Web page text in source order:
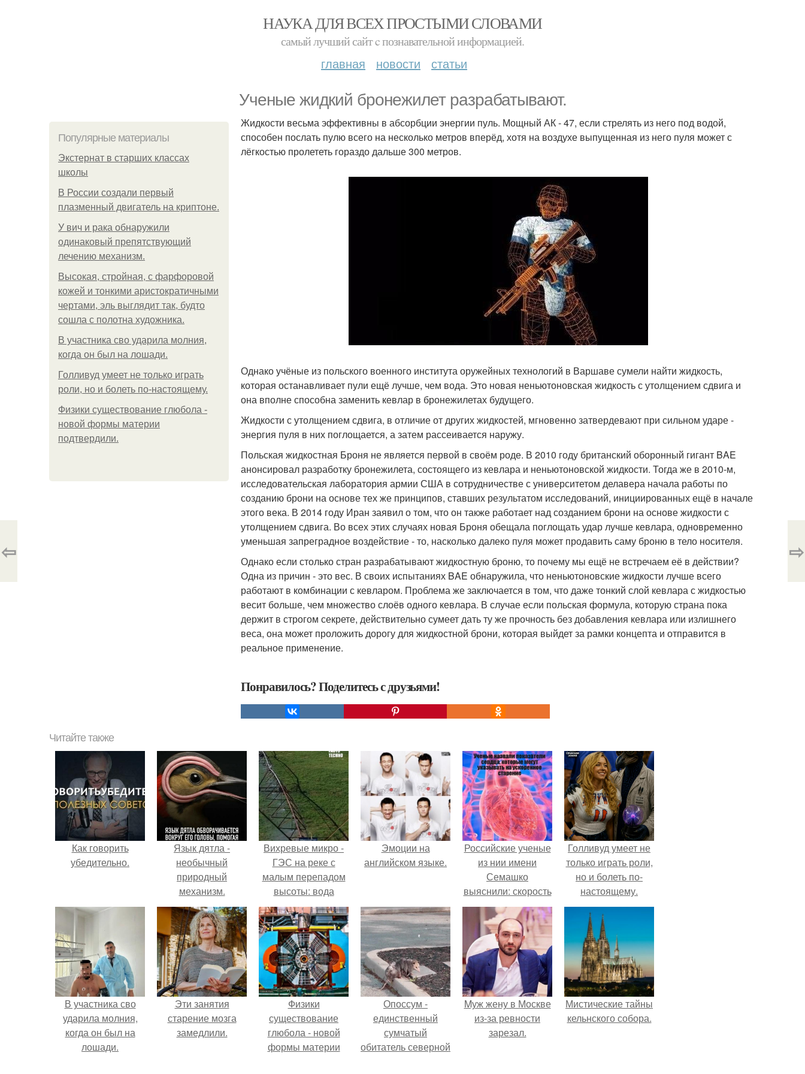
НАУКА ДЛЯ ВСЕХ ПРОСТЫМИ СЛОВАМИ
самый лучший сайт c познавательной информацией.
главная новости статьи
Ученые жидкий бронежилет разрабатывают.
Популярные материалы
Экстернат в старших классах
школы
В России создали первый
плазменный двигатель на криптоне.
У вич и рака обнаружили
одинаковый препятствующий
лечению механизм.
Высокая, стройная, с фарфоровой
кожей и тонкими аристократичными
чертами, эль выглядит так, будто
сошла с полотна художника.
В участника сво ударила молния,
когда он был на лошади.
Голливуд умеет не только играть
роли, но и болеть по-настоящему.
Физики существование глюбола -
новой формы материи
подтвердили.
Жидкости весьма эффективны в абсорбции энергии пуль. Мощный АК - 47, если стрелять из него под водой,
способен послать пулю всего на несколько метров вперёд, хотя на воздухе выпущенная из него пуля может с
лёгкостью пролететь гораздо дальше 300 метров.
Однако учёные из польского военного института оружейных технологий в Варшаве сумели найти жидкость,
которая останавливает пули ещё лучше, чем вода. Это новая неньютоновская жидкость с утолщением сдвига и
она вполне способна заменить кевлар в бронежилетах будущего.
Жидкости с утолщением сдвига, в отличие от других жидкостей, мгновенно затвердевают при сильном ударе -
энергия пуля в них поглощается, а затем рассеивается наружу.
Польская жидкостная Броня не является первой в своём роде. В 2010 году британский оборонный гигант BAE
анонсировал разработку бронежилета, состоящего из кевлара и неньютоновской жидкости. Тогда же в 2010-м,
исследовательская лаборатория армии США в сотрудничестве с университетом делавера начала работы по
созданию брони на основе тех же принципов, ставших результатом исследований, инициированных ещё в начале
этого века. В 2014 году Иран заявил о том, что он также работает над созданием брони на основе жидкости с
утолщением сдвига. Во всех этих случаях новая Броня обещала поглощать удар лучше кевлара, одновременно
уменьшая запреградное воздействие - то, насколько далеко пуля может продавить саму броню в тело носителя.
Однако если столько стран разрабатывают жидкостную броню, то почему мы ещё не встречаем её в действии?
Одна из причин - это вес. В своих испытаниях BAE обнаружила, что неньютоновские жидкости лучше всего
работают в комбинации с кевларом. Проблема же заключается в том, что даже тонкий слой кевлара с жидкостью
весит больше, чем множество слоёв одного кевлара. В случае если польская формула, которую страна пока
держит в строгом секрете, действительно сумеет дать ту же прочность без добавления кевлара или излишнего
веса, она может проложить дорогу для жидкостной брони, которая выйдет за рамки концепта и отправится в
реальное применение.
Понравилось? Поделитесь с друзьями!
⇦ ⇨
Читайте также
Как говорить
убедительно.
Язык дятла -
необычный
природный
механизм.
Вихревые микро -
ГЭС на реке с
малым перепадом
высоты: вода
закручивается в
бетонной камере и
вращает
вертикальную
турбину.
Эмоции на
английском языке.
Российские ученые
из нии имени
Семашко
выяснили: скорость
старения напрямую
зависит от
состояния сосудов
и работы сердца.
Голливуд умеет не
только играть роли,
но и болеть по-
настоящему.
В участника сво
ударила молния,
когда он был на
лошади.
Эти занятия
старение мозга
замедлили.
Физики
существование
глюбола - новой
формы материи
Опоссум -
единственный
сумчатый
обитатель северной
Mуж жену в Москве
из-за ревности
зарезал.
Мистические тайны
кельнского собора.